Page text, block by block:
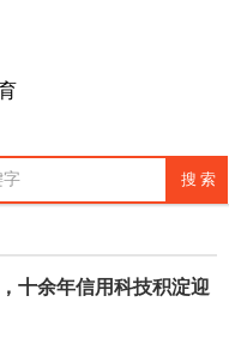
十余年信用科技积淀迎